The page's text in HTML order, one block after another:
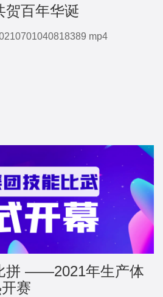
贺百年华诞
mp4
拼 ——2021年生产体
赛